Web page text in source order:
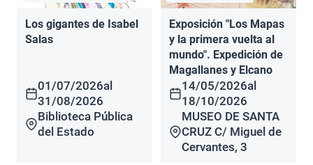
Los gigantes de Isabel
Salas
01/07/2026al
31/08/2026
Biblioteca Pública
del Estado
Exposición "Los Mapas
y la primera vuelta al
mundo". Expedición de
Magallanes y Elcano
14/05/2026al
18/10/2026
MUSEO DE SANTA
CRUZ C/ Miguel de
Cervantes, 3